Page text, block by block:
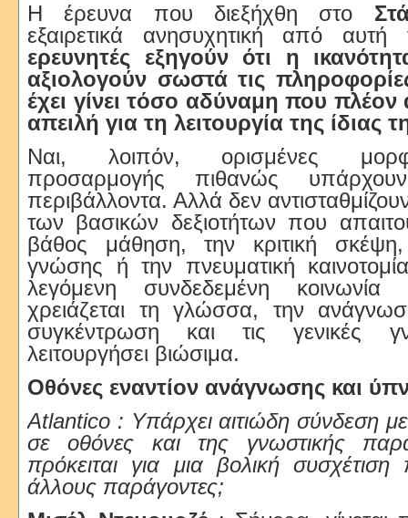
Η έρευνα που διεξήχθη στο
εξαιρετικά ανησυχητική από
ερευνητές εξηγούν ότι η
αξιολογούν σωστά τις
έχει γίνει τόσο αδύναμη που πλέον
απειλή για τη λειτουργία της ίδιας
Ναι, λοιπόν, ορισμένες
προσαρμογής πιθανώς
περιβάλλοντα. Αλλά δεν
των βασικών δεξιοτήτων που
βάθος μάθηση, την κριτική
γνώσης ή την πνευματική
λεγόμενη συνδεδεμένη κοινωνία
χρειάζεται τη γλώσσα, την
συγκέντρωση και τις γενικές
λειτουργήσει βιώσιμα.
Οθόνες εναντίον ανάγνωσης και
Atlantico : Υπάρχει αιτιώδη σύνδεση
σε οθόνες και της γνωστικής
πρόκειται για μια βολική
άλλους παράγοντες;